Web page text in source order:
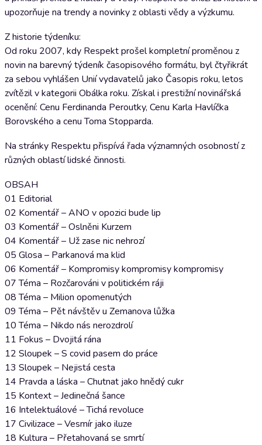
upozorňuje na trendy a novinky z oblasti vědy a výzkumu.
Z historie týdeníku:
Od roku 2007, kdy Respekt prošel kompletní proměnou z
novin na barevný týdeník časopisového formátu, byl čtyřikrát
za sebou vyhlášen Unií vydavatelů jako Časopis roku, letos
zvítězil v kategorii Obálka roku. Získal i prestižní novinářská
ocenění: Cenu Ferdinanda Peroutky, Cenu Karla Havlíčka
Borovského a cenu Toma Stopparda.
Na stránky Respektu přispívá řada významných osobností z
různých oblastí lidské činnosti.
OBSAH
01 Editorial
02 Komentář – ANO v opozici bude lip
03 Komentář – Oslněni Kurzem
04 Komentář – Už zase nic nehrozí
05 Glosa – Parkanová ma klid
06 Komentář – Kompromisy kompromisy kompromisy
07 Téma – Rozčarováni v politickém ráji
08 Téma – Milion opomenutých
09 Téma – Pět návštěv u Zemanova lůžka
10 Téma – Nikdo nás nerozdrolí
11 Fokus – Dvojitá rána
12 Sloupek – S covid pasem do práce
13 Sloupek – Nejistá cesta
14 Pravda a láska – Chutnat jako hnědý cukr
15 Kontext – Jedinečná šance
16 Intelektuálové – Tichá revoluce
17 Civilizace – Vesmír jako iluze
18 Kultura – Přetahovaná se smrtí